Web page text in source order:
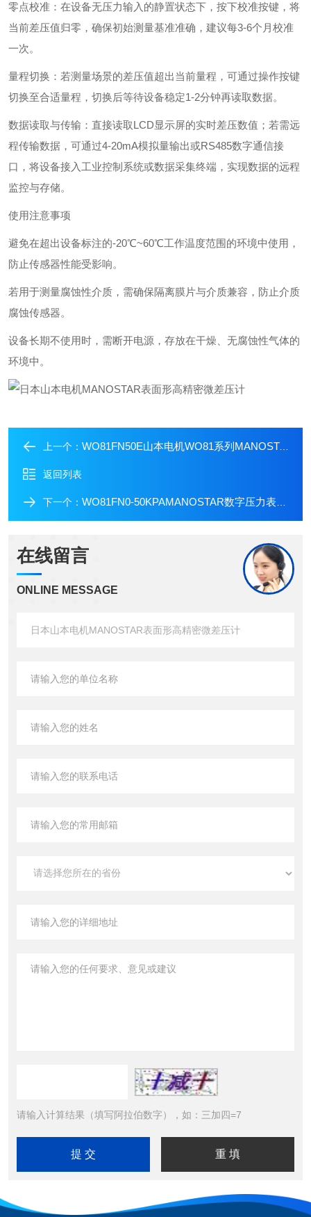
‌零点校准‌：在设备无压力输入的静置状态下，按下校准按键，将
当前差压值归零，确保初始测量基准准确，建议每3-6个月校准
一次。
‌量程切换‌：若测量场景的差压值超出当前量程，可通过操作按键
切换至合适量程，切换后等待设备稳定1-2分钟再读取数据。
‌数据读取与传输‌：直接读取LCD显示屏的实时差压数值；若需远
程传输数据，可通过4-20mA模拟量输出或RS485数字通信接
口，将设备接入工业控制系统或数据采集终端，实现数据的远程
监控与存储。
使用注意事项
避免在超出设备标注的-20℃~60℃工作温度范围的环境中使用，
防止传感器性能受影响。
若用于测量腐蚀性介质，需确保隔离膜片与介质兼容，防止介质
腐蚀传感器。
设备长期不使用时，需断开电源，存放在干燥、无腐蚀性气体的
环境中。
上一个： WO81FN50E山本电机WO81系列MANOSTAR高精密数字差压表
返回列表
下一个： WO81FN0-50KPAMANOSTAR数字压力表山本电机工业差压表
在线留言
ONLINE MESSAGE
请输入计算结果（填写阿拉伯数字），如：三加四=7